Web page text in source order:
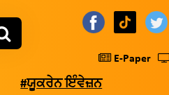
E-Paper
#ਯੂਕਰੇਨ ਇੰਵੇਜ਼ਨ